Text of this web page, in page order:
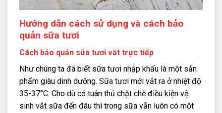
Hướng dẫn cách sử dụng và cách bảo
quản sữa tươi
Cách bảo quản sữa tươi vắt trực tiếp
Như chúng ta đã biết sữa tươi nhập khẩu là một sản
phẩm giàu dinh dưỡng. Sữa tươi mới vắt ra ở nhiệt độ
35-37°C. Cho dù có tuân thủ chặt chẽ điều kiện vệ
sinh vắt sữa đến đâu thì trong sữa vẫn luôn có một